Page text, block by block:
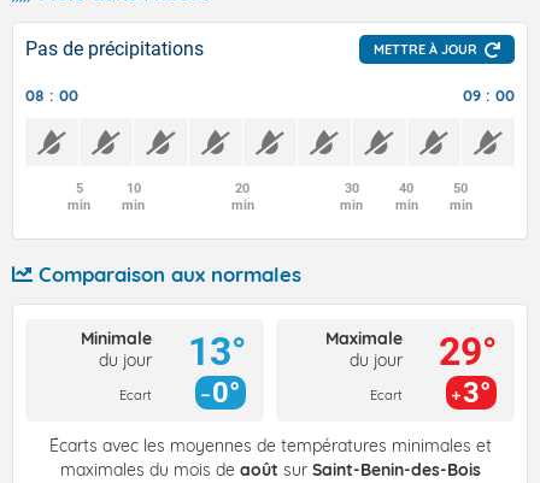
Pas de précipitations METTRE À JOUR
08 : 00 09 : 00
5
min
10
min
20
min
30
min
40
min
50
min
Comparaison aux normales
Minimale
du jour
Ecart
13°
0°
Maximale
du jour
Ecart
29°
3°
Écarts avec les moyennes de températures minimales et
maximales du mois de août sur Saint-Benin-des-Bois